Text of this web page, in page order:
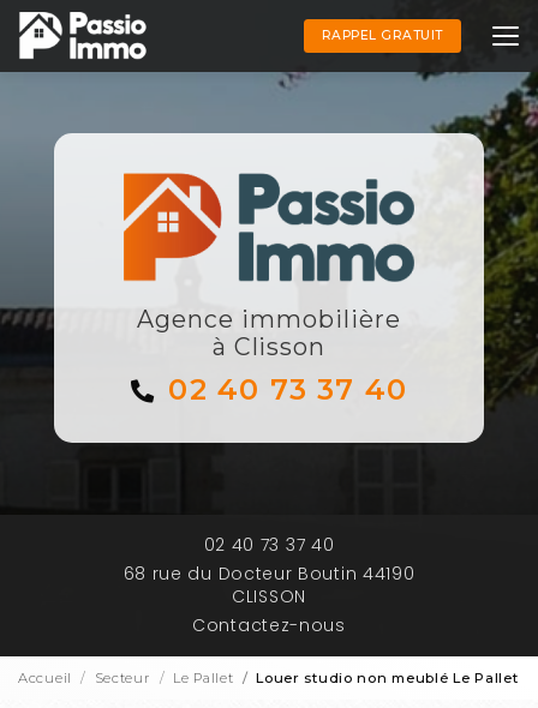
Aller
au
contenu
principal
RAPPEL GRATUIT
Agence immobilière
à Clisson
02 40 73 37 40
02 40 73 37 40
68 rue du Docteur Boutin 44190
CLISSON
Contactez-nous
Accueil Secteur Le Pallet Louer studio non meublé Le Pallet